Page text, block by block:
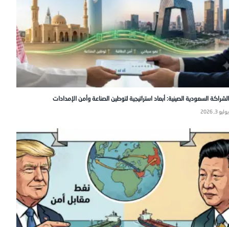
الشراكة السعودية الصينية: أبعاد استراتيجية لتوطين الصناعة وأمن الإمدادات
يوليو 3, 2026